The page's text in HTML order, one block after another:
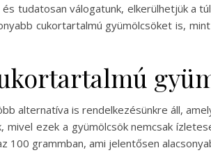
tudatosan válogatunk, elkerülhetjük a
cukortartalmú gyümölcsöket is,
alternatíva is rendelkezésünkre áll,
ezek a gyümölcsök nemcsak
grammban, ami jelentősen